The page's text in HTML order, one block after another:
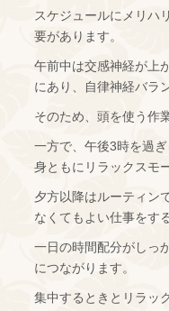
スケジュールにメリハ
要があります。
午前中は交感神経が上
にあり、自律神経バラ
そのため、頭を使う作
一方で、午後3時を過
身ともにリラックスモ
夕方以降はルーティン
なくてもよい仕事をす
一日の時間配分がしっ
につながります。
集中するときとリラッ